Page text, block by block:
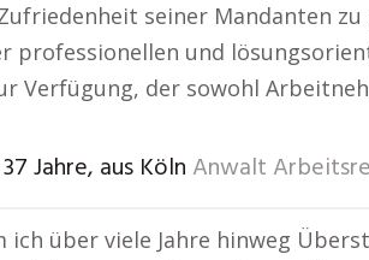
seiner Mandanten
professionellen und
Verfügung, der sowohl
Jahre, aus Köln Anwalt
ich über viele Jahre hinweg